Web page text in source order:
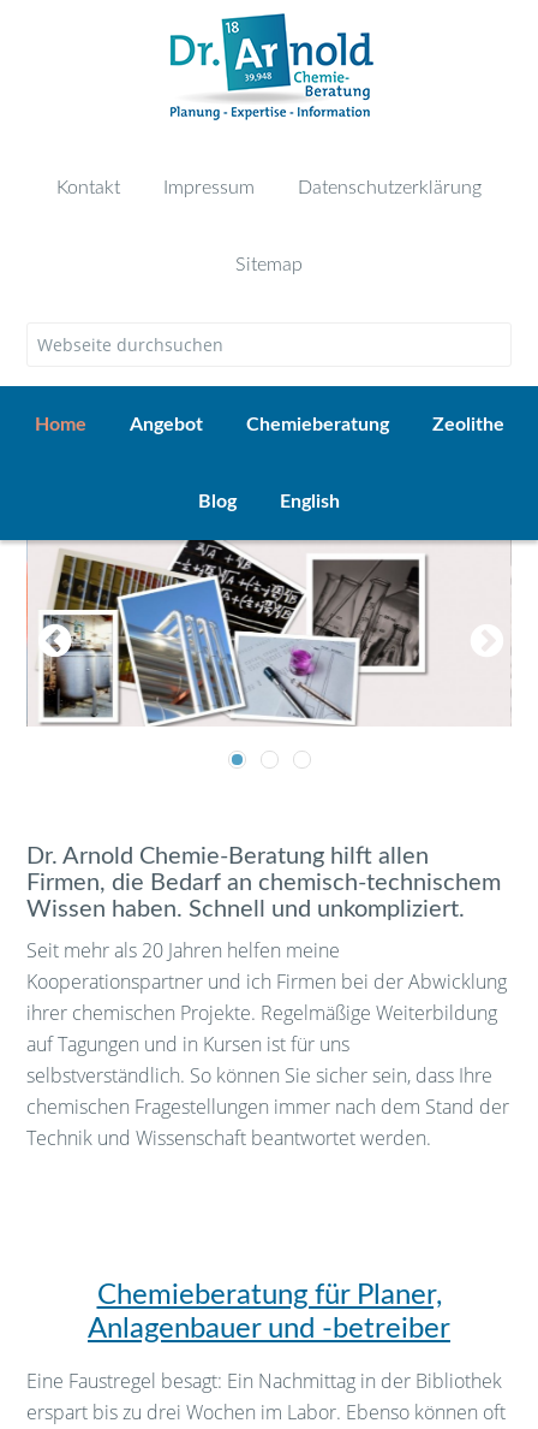
Kontakt Impressum Datenschutzerklärung
Sitemap
Home Angebot Chemieberatung Zeolithe
Blog English
Dr. Arnold Chemie-Beratung hilft allen
Firmen, die Bedarf an chemisch-technischem
Wissen haben. Schnell und unkompliziert.
Seit mehr als 20 Jahren helfen meine
Kooperationspartner und ich Firmen bei der Abwicklung
ihrer chemischen Projekte. Regelmäßige Weiterbildung
auf Tagungen und in Kursen ist für uns
selbstverständlich. So können Sie sicher sein, dass Ihre
chemischen Fragestellungen immer nach dem Stand der
Technik und Wissenschaft beantwortet werden.
Chemieberatung für Planer,
Anlagenbauer und -betreiber
Eine Faustregel besagt: Ein Nachmittag in der Bibliothek
erspart bis zu drei Wochen im Labor. Ebenso können oft